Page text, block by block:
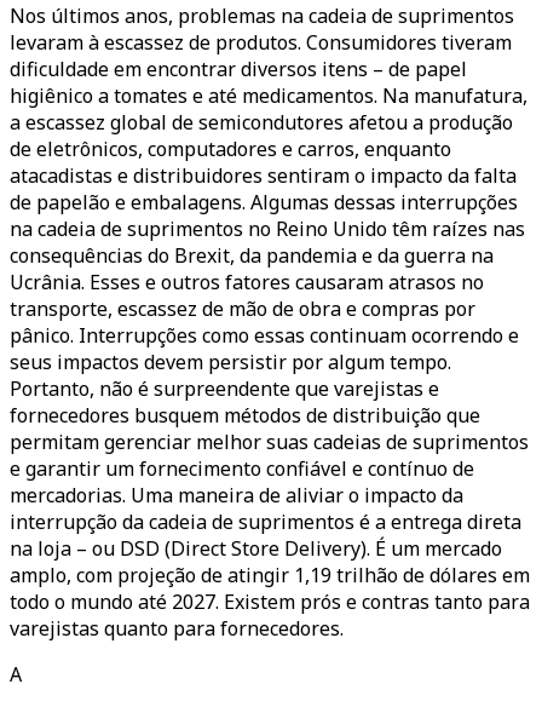
Nos últimos anos, problemas na cadeia de suprimentos
levaram à escassez de produtos. Consumidores tiveram
dificuldade em encontrar diversos itens – de papel
higiênico a tomates e até medicamentos. Na manufatura,
a escassez global de semicondutores afetou a produção
de eletrônicos, computadores e carros, enquanto
atacadistas e distribuidores sentiram o impacto da falta
de papelão e embalagens. Algumas dessas interrupções
na cadeia de suprimentos no Reino Unido têm raízes nas
consequências do Brexit, da pandemia e da guerra na
Ucrânia. Esses e outros fatores causaram atrasos no
transporte, escassez de mão de obra e compras por
pânico. Interrupções como essas continuam ocorrendo e
seus impactos devem persistir por algum tempo.
Portanto, não é surpreendente que varejistas e
fornecedores busquem métodos de distribuição que
permitam gerenciar melhor suas cadeias de suprimentos
e garantir um fornecimento confiável e contínuo de
mercadorias. Uma maneira de aliviar o impacto da
interrupção da cadeia de suprimentos é a entrega direta
na loja – ou DSD (Direct Store Delivery). É um mercado
amplo, com projeção de atingir 1,19 trilhão de dólares em
todo o mundo até 2027. Existem prós e contras tanto para
varejistas quanto para fornecedores.
A